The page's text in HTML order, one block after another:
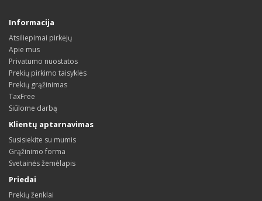
Informacija
Atsiliepimai pirkėjų
Apie mus
Privatumo nuostatos
Prekių pirkimo taisyklės
Prekių grąžinimas
TaxFree
Siūlome darbą
Klientų aptarnavimas
Susisiekite su mumis
Grąžinimo forma
Svetainės žemėlapis
Priedai
Prekių ženklai